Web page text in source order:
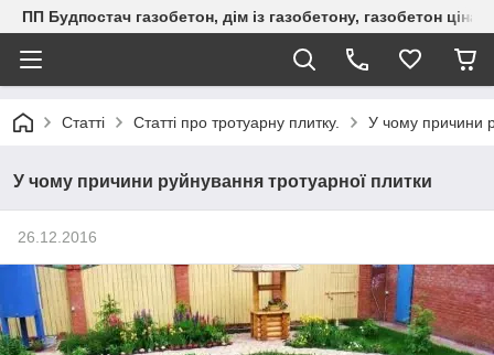
ПП Будпостач газобетон, дім із газобетону, газобетон
Статті Статті про тротуарну плитку. У чому причини
У чому причини руйнування тротуарної плитки
26.12.2016